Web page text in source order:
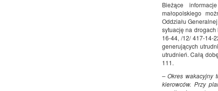
Bieżące
małopolskiego
Oddziału
sytuację na
16-44, /12/ 417-14-
generujących
utrudnień. Całą
111.
– Okres wakacyjny
kierowców. Przy